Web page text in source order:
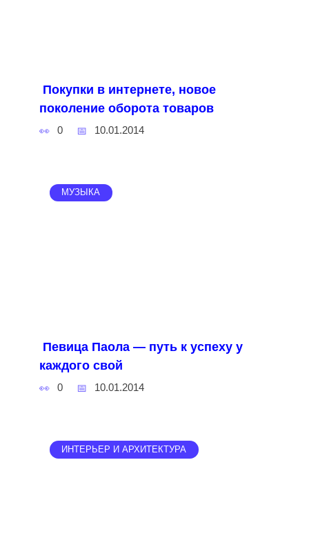
Покупки в интернете, новое
поколение оборота товаров
0 10.01.2014
МУЗЫКА
Певица Паола — путь к успеху у
каждого свой
0 10.01.2014
ИНТЕРЬЕР И АРХИТЕКТУРА